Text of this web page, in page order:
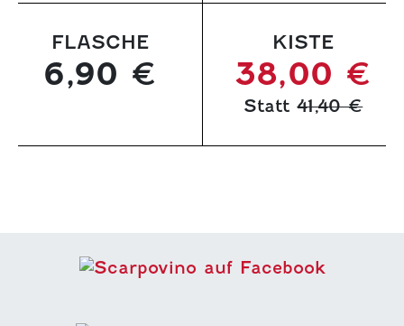
FLASCHE
6,90 €
KISTE
38,00 €
Statt41,40 €